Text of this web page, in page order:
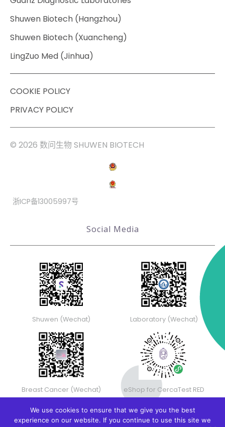
Shuwen Biotech (Hangzhou)
Shuwen Biotech (Xuancheng)
LingZuo Med (Jinhua)
COOKIE POLICY
PRIVACY POLICY
© 2026 数问生物 SHUWEN BIOTECH
浙ICP备13005997号
Social Media
Shuwen (Wechat) Laboratory (Wechat)
Breast Cancer (Wechat) eShop for CercaTest RED
We use cookies to ensure that we give you the best
experience on our website. If you continue to use this site we